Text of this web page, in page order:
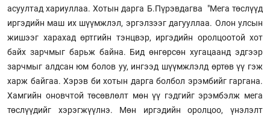
асуултад хариуллаа. Хотын дарга Б.Пүрэвдагва "Мега төслүүд
иргэдийн маш их шүүмжлэл, эргэлзээг дагууллаа. Олон улсын
жишээг харахад өртгийн тэнцвэр, иргэдийн оролцоотой хот
байх зарчмыг барьж байна. Бид өнгөрсөн хугацаанд эдгээр
зарчмыг алдсан юм болов уу, ингээд шүүмжлэлд өртөв үү гэж
харж байгаа. Хэрэв би хотын дарга болбол эрэмбийг гаргана.
Хамгийн оновчтой төсөвлөлт мөн үү гэдгийг эрэмбэлж мега
төслүүдийг хэрэгжүүлнэ. Мөн иргэдийн оролцоо, үнэлэлт